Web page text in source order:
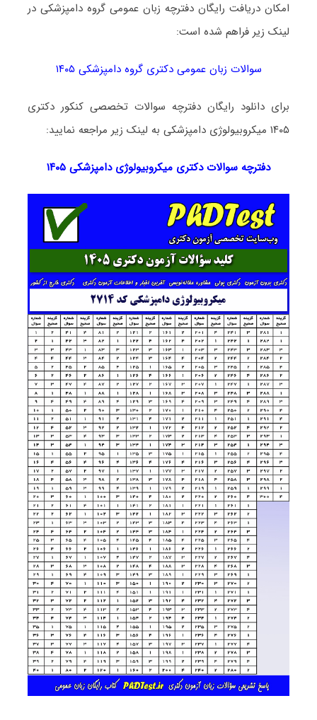
امکان دریافت رایگان دفترچه زبان عمومی گروه دامپزشکی در
لینک‌ زیر فراهم شده است:
سوالات زبان عمومی دکتری گروه دامپزشکی ۱۴۰۵
برای دانلود رایگان دفترچه سوالات تخصصی کنکور دکتری
۱۴۰۵ میکروبیولوژی دامپزشکی به لینک زیر مراجعه نمایید:
دفترچه سوالات دکتری میکروبیولوژی دامپزشکی ۱۴۰۵